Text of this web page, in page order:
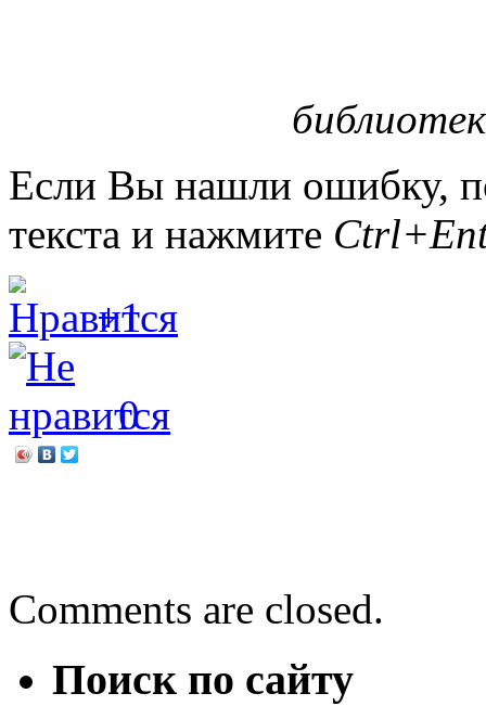
Если Вы нашли ошибку,
текста и нажмите
+1
0
Comments are closed.
Поиск по сайту